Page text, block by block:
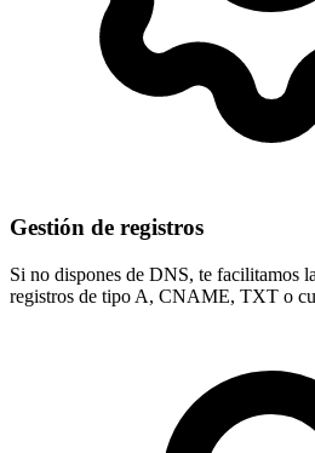
Gestión de registros
Si no dispones de DNS, te facilitamos
registros de tipo A, CNAME, TXT o